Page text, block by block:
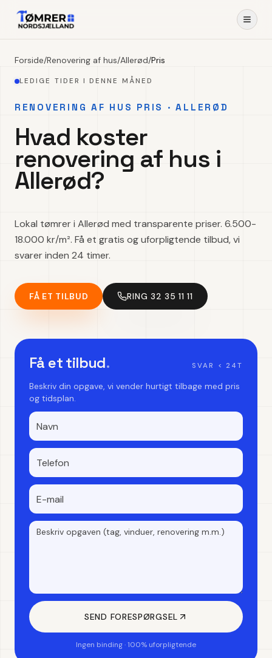
Forside/Renovering af hus/Allerød/Pris
LEDIGE TIDER I DENNE MÅNED
RENOVERING AF HUS PRIS · ALLERØD
Hvad koster
renovering af hus i
Allerød?
Lokal tømrer i Allerød med transparente priser. 6.500-
18.000 kr/m². Få et gratis og uforpligtende tilbud, vi
svarer inden 24 timer.
FÅ ET TILBUD RING 32 35 11 11
Få et tilbud. SVAR < 24T
Beskriv din opgave, vi vender hurtigt tilbage med pris
og tidsplan.
SEND FORESPØRGSEL
Ingen binding · 100% uforpligtende